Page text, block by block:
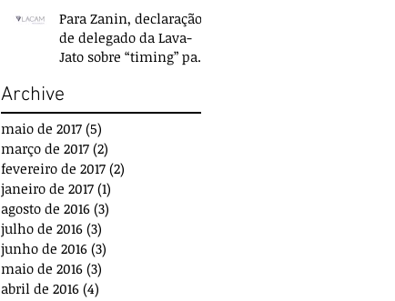
Para Zanin, declaração
de delegado da Lava-
Jato sobre “timing” para
moral
Archive
maio de 2017 (5)
março de 2017 (2)
fevereiro de 2017 (2)
janeiro de 2017 (1)
agosto de 2016 (3)
julho de 2016 (3)
junho de 2016 (3)
maio de 2016 (3)
abril de 2016 (4)